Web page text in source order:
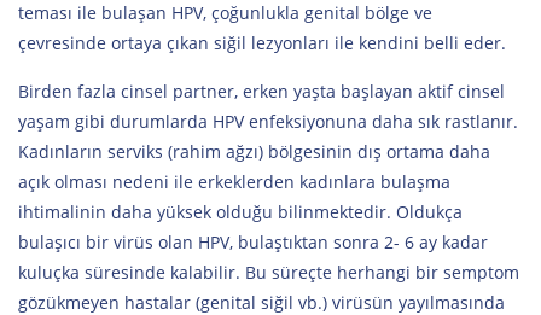
teması ile bulaşan HPV, çoğunlukla genital bölge ve
çevresinde ortaya çıkan siğil lezyonları ile kendini belli eder.
Birden fazla cinsel partner, erken yaşta başlayan aktif cinsel
yaşam gibi durumlarda HPV enfeksiyonuna daha sık rastlanır.
Kadınların serviks (rahim ağzı) bölgesinin dış ortama daha
açık olması nedeni ile erkeklerden kadınlara bulaşma
ihtimalinin daha yüksek olduğu bilinmektedir. Oldukça
bulaşıcı bir virüs olan HPV, bulaştıktan sonra 2- 6 ay kadar
kuluçka süresinde kalabilir. Bu süreçte herhangi bir semptom
gözükmeyen hastalar (genital siğil vb.) virüsün yayılmasında